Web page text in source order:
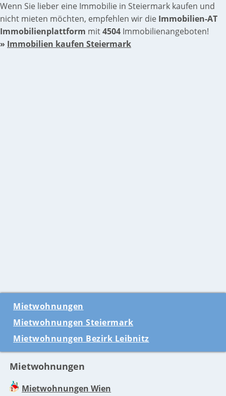
Wenn Sie lieber eine Immobilie in Steiermark kaufen und
nicht mieten möchten, empfehlen wir die Immobilien-AT
Immobilienplattform mit4504 Immobilienangeboten!
» Immobilien kaufen Steiermark
Mietwohnungen
Mietwohnungen Steiermark
Mietwohnungen Bezirk Leibnitz
Mietwohnungen
Mietwohnungen Wien